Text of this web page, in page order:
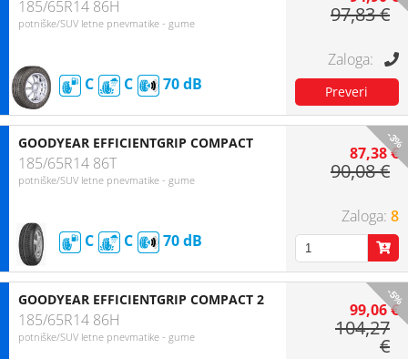
185/65R14 86H
potniške/SUV letne pnevmatike - gume
C C 70
97,83 €
-3%
GOODYEAR EFFICIENTGRIP COMPACT
185/65R14 86T
potniške/SUV letne pnevmatike - gume
C C 70
87,38 €
90,08 €
8
-5%
GOODYEAR EFFICIENTGRIP COMPACT 2
185/65R14 86H
potniške/SUV letne pnevmatike - gume
99,06 €
104,27
€